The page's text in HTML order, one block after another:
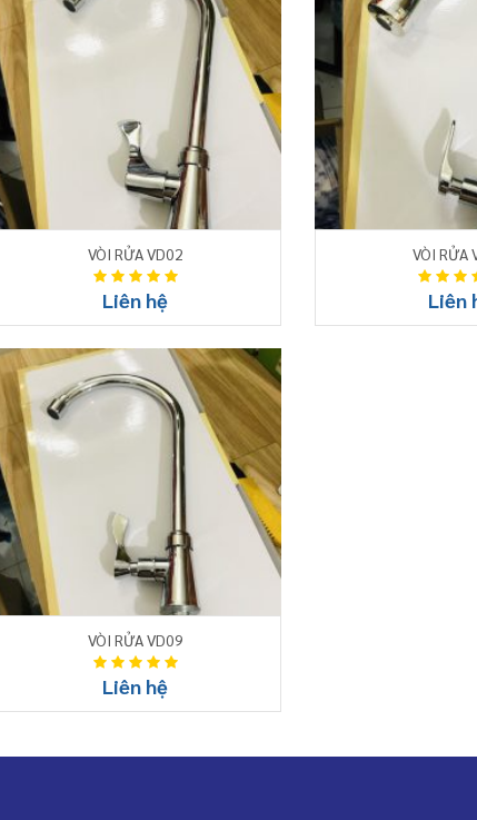
VÒI RỬA VD02
Liên hệ
VÒI RỬA
Liên
VÒI RỬA VD09
Liên hệ